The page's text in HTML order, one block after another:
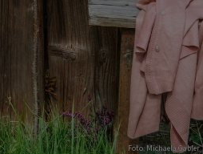
Foto: Michaela Gabler